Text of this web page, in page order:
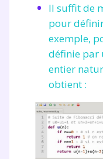
Il suffit de
pour
exemple,
définie par
entier
obtient :